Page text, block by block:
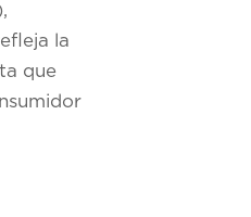
la
que